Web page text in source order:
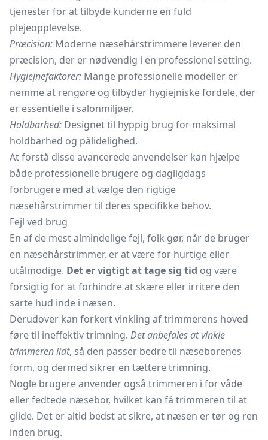
tjenester for at tilbyde kunderne en fuld
plejeopplevelse.
Præcision: Moderne næsehårstrimmere leverer den
præcision, der er nødvendig i en professionel setting.
Hygiejnefaktorer: Mange professionelle modeller er
nemme at rengøre og tilbyder hygiejniske fordele, der
er essentielle i salonmiljøer.
Holdbarhed: Designet til hyppig brug for maksimal
holdbarhed og pålidelighed.
At forstå disse avancerede anvendelser kan hjælpe
både professionelle brugere og dagligdags
forbrugere med at vælge den rigtige
næsehårstrimmer til deres specifikke behov.
Fejl ved brug
En af de mest almindelige fejl, folk gør, når de bruger
en næsehårstrimmer, er at være for hurtige eller
utålmodige. Det er vigtigt at tage sig tid og være
forsigtig for at forhindre at skære eller irritere den
sarte hud inde i næsen.
Derudover kan forkert vinkling af trimmerens hoved
føre til ineffektiv trimning. Det anbefales at vinkle
trimmeren lidt, så den passer bedre til næseborenes
form, og dermed sikrer en tættere trimning.
Nogle brugere anvender også trimmeren i for våde
eller fedtede næsebor, hvilket kan få trimmeren til at
glide. Det er altid bedst at sikre, at næsen er tør og ren
inden brug.